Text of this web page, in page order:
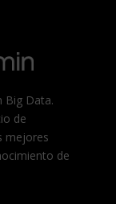
Big Data.
de
mejores
de